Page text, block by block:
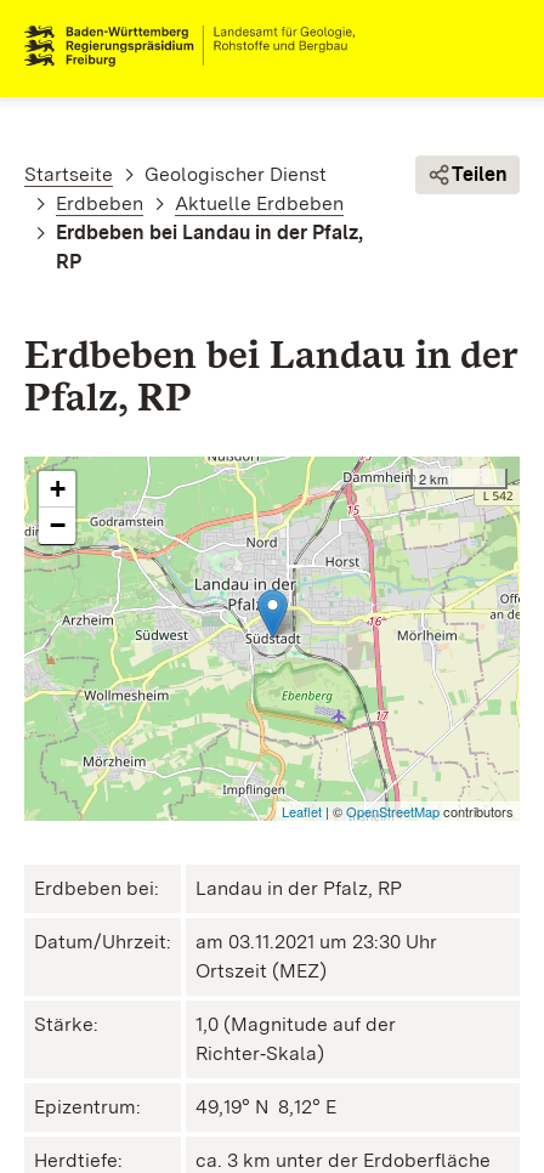
Pfadnavigation
Startseite
Geologischer Dienst
Erdbeben
Aktuelle Erdbeben
Erdbeben bei Landau in der Pfalz,
RP
Teilen
Erdbeben bei Landau in der
Pfalz, RP
+
−
2 km
Leaflet| ©OpenStreetMapcontributors
Erdbeben bei: Landau in der Pfalz, RP
Datum/Uhrzeit:
am 03.11.2021 um 23:30 Uhr
Ortszeit (MEZ)
Stärke:
1,0 (Magnitude auf der
Richter‑Skala)
Epizentrum: 49,19° N ㅤ 8,12° E
Herdtiefe: ca. 3 km unter der Erdoberfläche